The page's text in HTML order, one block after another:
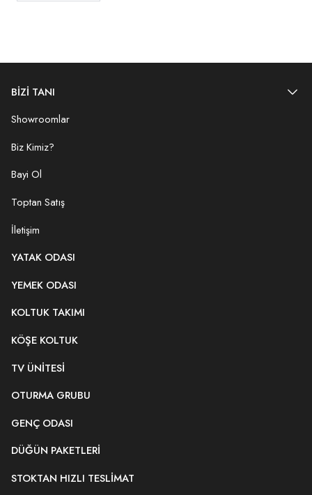
BİZİ TANI
Showroomlar
Biz Kimiz?
Bayi Ol
Toptan Satış
İletişim
YATAK ODASI
YEMEK ODASI
KOLTUK TAKIMI
KÖŞE KOLTUK
TV ÜNITESI
OTURMA GRUBU
GENÇ ODASI
DÜĞÜN PAKETLERI
STOKTAN HIZLI TESLIMAT